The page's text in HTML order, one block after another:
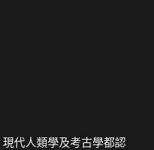
代人類學及考古學都認